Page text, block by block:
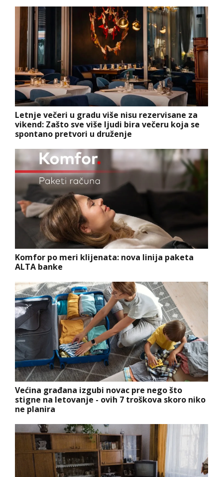
Letnje večeri u gradu više nisu rezervisane za
vikend: Zašto sve više ljudi bira večeru koja se
spontano pretvori u druženje
Komfor po meri klijenata: nova linija paketa
ALTA banke
Većina građana izgubi novac pre nego što
stigne na letovanje - ovih 7 troškova skoro niko
ne planira